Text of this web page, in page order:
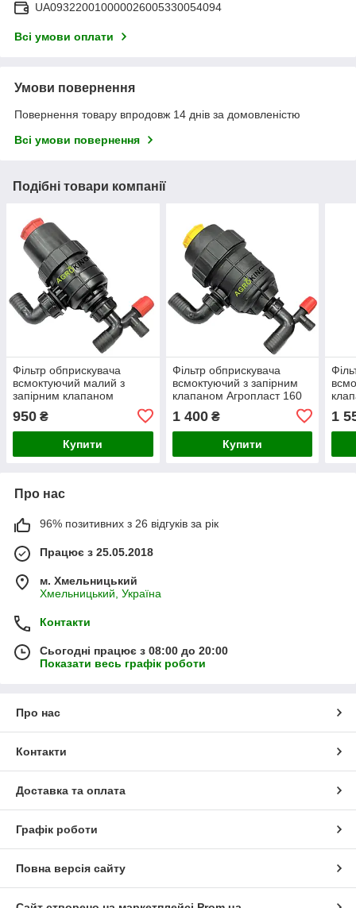
UA093220010000026005330054094
Всі умови оплати
Умови повернення
Повернення товару впродовж 14 днів за домовленістю
Всі умови повернення
Подібні товари компанії
Фільтр обприскувача
всмоктуючий малий з
запірним клапаном
Agroplast AP16FSM
950 ₴
Купити
Фільтр обприскувача
всмоктуючий з запірним
клапаном Агропласт 160
л/м діаметр патрубків Ø40
1 400₴
Купити
1
Про нас
96% позитивних з 26 відгуків за рік
Працює з 25.05.2018
м. Хмельницький
Хмельницький, Україна
Контакти
Сьогодні працює з 08:00 до 20:00
Показати весь графік роботи
Про нас
Контакти
Доставка та оплата
Графік роботи
Повна версія сайту